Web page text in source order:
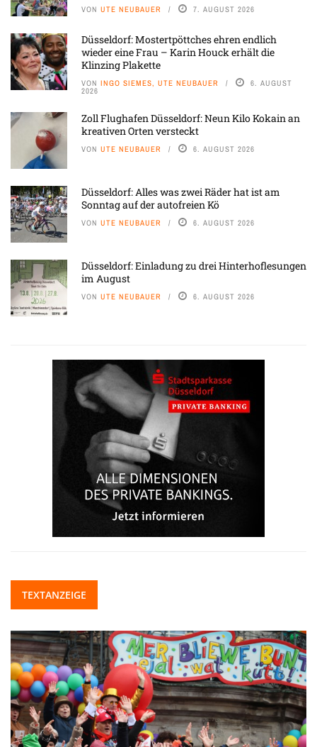
VON UTE NEUBAUER 7. AUGUST 2026
Düsseldorf: Mostertpöttches ehren endlich
wieder eine Frau – Karin Houck erhält die
Klinzing Plakette
VON INGO SIEMES, UTE NEUBAUER 6. AUGUST
2026
Zoll Flughafen Düsseldorf: Neun Kilo Kokain an
kreativen Orten versteckt
VON UTE NEUBAUER 6. AUGUST 2026
Düsseldorf: Alles was zwei Räder hat ist am
Sonntag auf der autofreien Kö
VON UTE NEUBAUER 6. AUGUST 2026
Düsseldorf: Einladung zu drei Hinterhoflesungen
im August
VON UTE NEUBAUER 6. AUGUST 2026
TEXTANZEIGE